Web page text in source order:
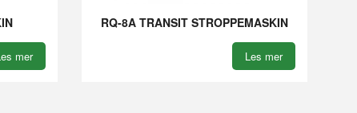
mer
RQ-8A TRANSIT STROPPEMASKIN
Les mer